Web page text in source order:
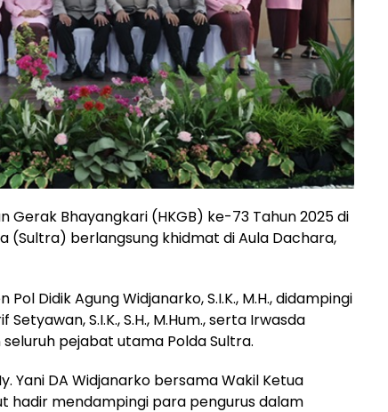
Gerak Bhayangkari (HKGB) ke-73 Tahun 2025 di
(Sultra) berlangsung khidmat di Aula Dachara,
Didik Agung Widjanarko, S.I.K., M.H., didampingi
S.I.K., S.H., M.Hum., serta Irwasda
seluruh pejabat utama Polda Sultra.
Yani DA Widjanarko bersama Wakil Ketua
hadir mendampingi para pengurus dalam